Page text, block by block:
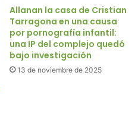
Allanan la casa de Cristian
Tarragona en una causa
por pornografía infantil:
una IP del complejo quedó
bajo investigación
13 de noviembre de 2025